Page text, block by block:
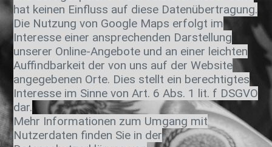
hat keinen Einfluss auf diese Datenübertragung.
Die Nutzung von Google Maps erfolgt im
Interesse einer ansprechenden Darstellung
unserer Online-Angebote und an einer leichten
Auffindbarkeit der von uns auf der Website
angegebenen Orte. Dies stellt ein berechtigtes
Interesse im Sinne von Art. 6 Abs. 1 lit. f DSGVO
dar.
Mehr Informationen zum Umgang mit
Nutzerdaten finden Sie in der